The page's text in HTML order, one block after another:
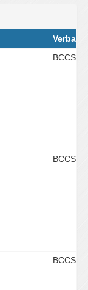
Verband
BCCS
BCCS
BCCS